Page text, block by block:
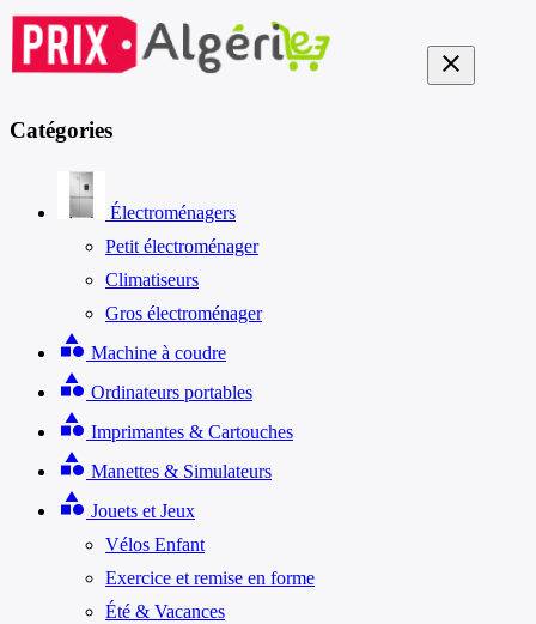
close
Catégories
Électroménagers
Petit électroménager
Climatiseurs
Gros électroménager
category Machine à coudre
category Ordinateurs portables
category Imprimantes & Cartouches
category Manettes & Simulateurs
category Jouets et Jeux
Vélos Enfant
Exercice et remise en forme
Été & Vacances